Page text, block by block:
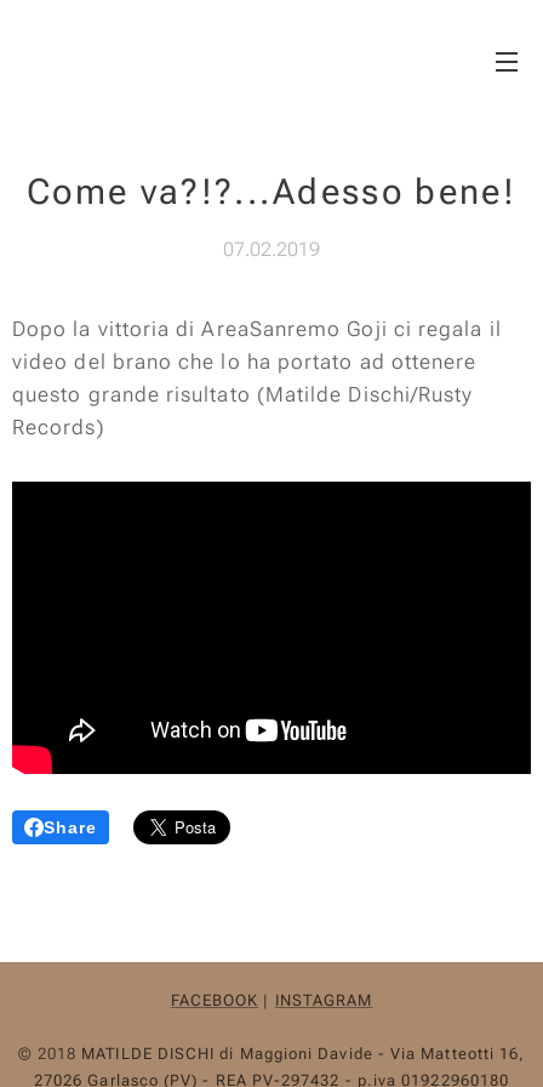
Come va?!?...Adesso bene!
07.02.2019
Dopo la vittoria di AreaSanremo Goji ci regala il
video del brano che lo ha portato ad ottenere
questo grande risultato (Matilde Dischi/Rusty
Records)
Share
FACEBOOK | INSTAGRAM
© 2018 MATILDE DISCHI di Maggioni Davide - Via Matteotti 16,
27026 Garlasco (PV) - REA PV-297432 - p.iva 01922960180